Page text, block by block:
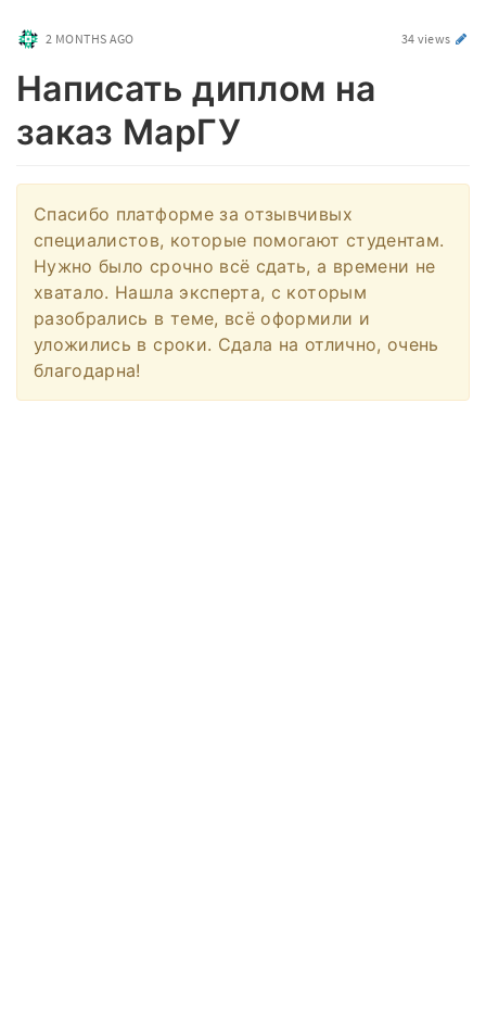
2 MONTHS AGO 34 views
Написать диплом на
заказ МарГУ
Спасибо платформе за отзывчивых
специалистов, которые помогают студентам.
Нужно было срочно всё сдать, а времени не
хватало. Нашла эксперта, с которым
разобрались в теме, всё оформили и
уложились в сроки. Сдала на отлично, очень
благодарна!